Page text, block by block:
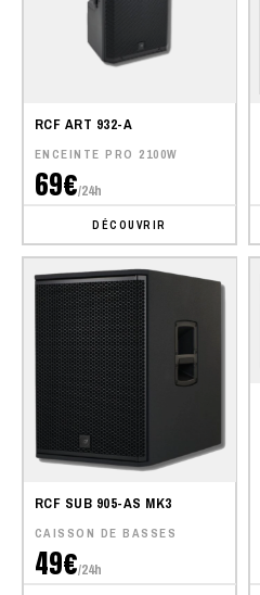
RCF ART 932-A
ENCEINTE PRO 2100W
69€/24h
DÉCOUVRIR
RCF SUB 905-AS MK3
CAISSON DE BASSES
49€/24h